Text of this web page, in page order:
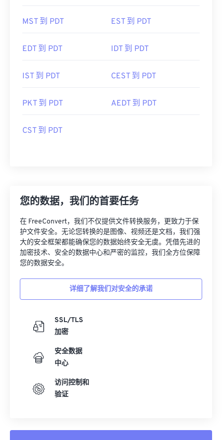
MST 到 PDT EST 到 PDT
EDT 到 PDT IDT 到 PDT
IST 到 PDT CEST 到 PDT
PKT 到 PDT AEDT 到 PDT
CST 到 PDT
您的数据，我们的首要任务
在 FreeConvert，我们不仅提供文件转换服务，更致力于保
护文件安全。无论您转换的是图像、视频还是文档，我们强
大的安全框架都能确保您的数据始终安全无虞。凭借先进的
加密技术、安全的数据中心和严密的监控，我们全方位保障
您的数据安全。
详细了解我们对安全的承诺
SSL/TLS
加密
安全数据
中心
访问控制和
验证